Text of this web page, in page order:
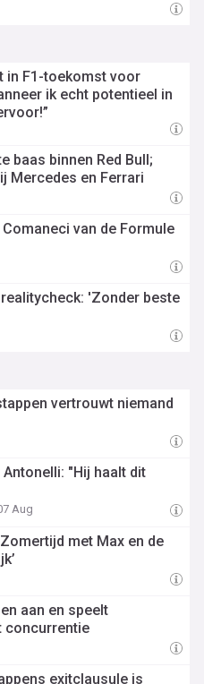
in F1-toekomst voor
ik echt potentieel in
baas binnen Red Bull;
Mercedes en Ferrari
van de Formule
'Zonder beste
vertrouwt niemand
"Hij haalt dit
Aug
met Max en de
aan en speelt
concurrentie
exitclausule is